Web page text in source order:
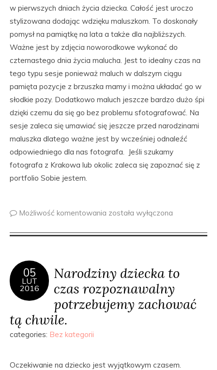
w pierwszych dniach życia dziecka. Całość jest uroczo
stylizowana dodając wdzięku maluszkom. To doskonały
pomysł na pamiątkę na lata a także dla najbliższych.
Ważne jest by zdjęcia noworodkowe wykonać do
czternastego dnia życia malucha. Jest to idealny czas na
tego typu sesje ponieważ maluch w dalszym ciągu
pamięta pozycje z brzuszka mamy i można układać go w
słodkie pozy. Dodatkowo maluch jeszcze bardzo dużo śpi
dzięki czemu da się go bez problemu sfotografować. Na
sesje zaleca się umawiać się jeszcze przed narodzinami
maluszka dlatego ważne jest by wcześniej odnaleźć
odpowiedniego dla nas fotografa. Jeśli szukamy
fotografa z Krakowa lub okolic zaleca się zapoznać się z
portfolio Sobie jestem.
Możliwość komentowania została wyłączona
05
LUT
2016
Narodziny dziecka to
czas rozpoznawalny
potrzebujemy zachować
tą chwile.
categories: Bez kategorii
Oczekiwanie na dziecko jest wyjątkowym czasem.